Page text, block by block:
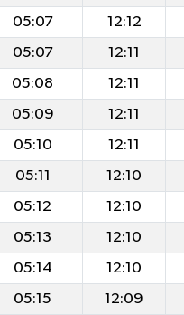
05:07 12:12
05:07 12:11
05:08 12:11
05:09 12:11
05:10 12:11
05:11 12:10
05:12 12:10
05:13 12:10
05:14 12:10
05:15 12:09